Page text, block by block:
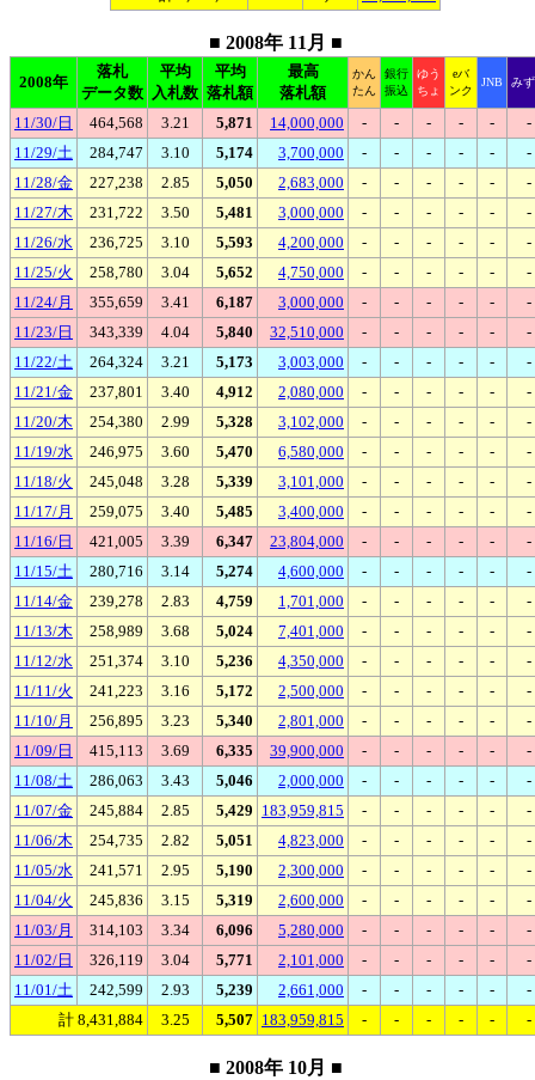
■ 2008年 11月 ■
2008年
落札
データ数
平均
入札数
平均
落札額
最高
落札額
かん
たん
銀行
振込
ゆう
ちょ
eバ
ンク
JNB み
11/30/日 464,568 3.21 5,871 14,000,000 - - - - -
-
11/29/土
284,747 3.10 5,174 3,700,000 - - - - -
-
11/28/金
227,238 2.85 5,050 2,683,000 - - - - -
-
11/27/木
231,722 3.50 5,481 3,000,000 - - - - -
-
11/26/水
236,725 3.10 5,593 4,200,000 - - - - -
-
11/25/火
258,780 3.04 5,652 4,750,000 - - - - -
-
11/24/月
355,659 3.41 6,187 3,000,000 - - - - -
-
11/23/日
343,339 4.04 5,840 32,510,000 - - - - -
-
11/22/土
264,324 3.21 5,173 3,003,000 - - - - -
-
11/21/金
237,801 3.40 4,912 2,080,000 - - - - -
-
11/20/木
254,380 2.99 5,328 3,102,000 - - - - -
-
11/19/水
246,975 3.60 5,470 6,580,000 - - - - -
-
11/18/火
245,048 3.28 5,339 3,101,000 - - - - -
-
11/17/月
259,075 3.40 5,485 3,400,000 - - - - -
-
11/16/日
421,005 3.39 6,347 23,804,000 - - - - -
-
11/15/土
280,716 3.14 5,274 4,600,000 - - - - -
-
11/14/金
239,278 2.83 4,759 1,701,000 - - - - -
-
11/13/木
258,989 3.68 5,024 7,401,000 - - - - -
-
11/12/水
251,374 3.10 5,236 4,350,000 - - - - -
-
11/11/火
241,223 3.16 5,172 2,500,000 - - - - -
-
11/10/月
256,895 3.23 5,340 2,801,000 - - - - -
-
11/09/日
415,113 3.69 6,335 39,900,000 - - - - -
-
11/08/土
286,063 3.43 5,046 2,000,000 - - - - -
-
11/07/金
245,884 2.85 5,429 183,959,815 - - - - -
-
11/06/木
254,735 2.82 5,051 4,823,000 - - - - -
-
11/05/水
241,571 2.95 5,190 2,300,000 - - - - -
-
11/04/火
245,836 3.15 5,319 2,600,000 - - - - -
-
11/03/月
314,103 3.34 6,096 5,280,000 - - - - -
-
11/02/日
326,119 3.04 5,771 2,101,000 - - - - -
-
11/01/土
242,599 2.93 5,239 2,661,000 - - - - -
-
計 8,431,884
3.25 5,507 183,959,815 - - - - - -
■ 2008年 10月 ■